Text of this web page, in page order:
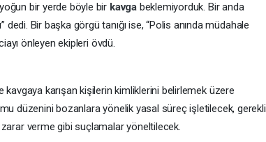
bir yerde böyle bir kavga beklemiyorduk. Bir anda
Bir başka görgü tanığı ise, “Polis anında müdahale
önleyen ekipleri övdü.
kavgaya karışan kişilerin kimliklerini belirlemek üzere
düzenini bozanlara yönelik yasal süreç işletilecek, gerekli
verme gibi suçlamalar yöneltilecek.